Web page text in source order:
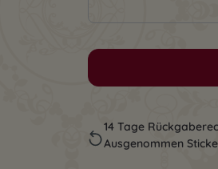
14 Tage
Ausgenommen